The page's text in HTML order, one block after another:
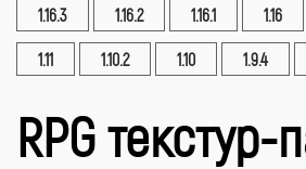
1.16.3 1.16.2 1.16.1 1.16
1.11 1.10.2 1.10 1.9.4
RPG